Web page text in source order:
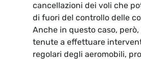
cancellazioni dei voli che
di fuori del controllo delle
Anche in questo caso,
tenute a effettuare
regolari degli aeromobili,